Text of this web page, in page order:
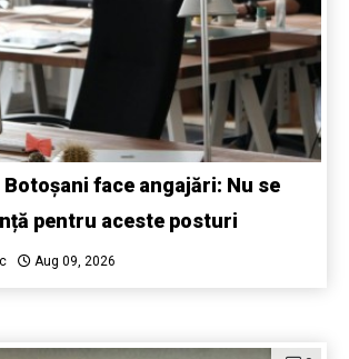
face angajări: Nu se
pentru aceste posturi
Aug 09, 2026